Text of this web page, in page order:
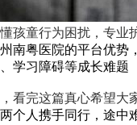
孩童行为困扰，专业
南粤医院的平台优
学习障碍等成长难题
看完这篇真心希望大
个人携手同行，途